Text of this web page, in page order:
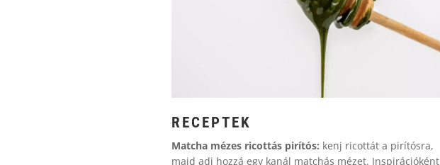
RECEPTEK
Matcha mézes ricottás pirítós: kenj ricottát a pirítósra,
majd adj hozzá egy kanál matchás mézet. Inspirációként